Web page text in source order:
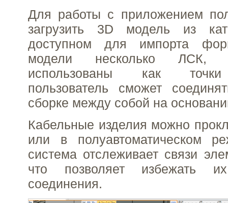
Для работы с приложением
загрузить 3D модель из
доступном для импорта
модели несколько ЛСК,
использованы как точки
пользователь сможет
сборке между собой на
Кабельные изделия можно
или в полуавтоматическом
система отслеживает связи
что позволяет избежать их
соединения.